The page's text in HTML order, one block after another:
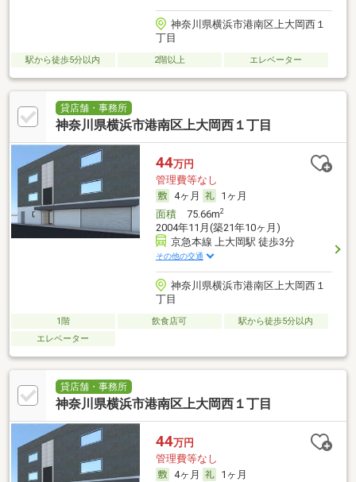
神奈川県横浜市港南区上大岡西１
丁目
駅から徒歩5分以内 2階以上 エレベーター
貸店舗・事務所
神奈川県横浜市港南区上大岡西１丁目
44万円
管理費等なし
4ヶ月
1ヶ月
面積75.66m2
2004年11月(築21年10ヶ月)
京急本線 上大岡駅 徒歩3分
その他の交通
神奈川県横浜市港南区上大岡西１
丁目
1階 飲食店可
駅から徒歩5分以内
エレベーター
貸店舗・事務所
神奈川県横浜市港南区上大岡西１丁目
44万円
管理費等なし
4ヶ月
1ヶ月